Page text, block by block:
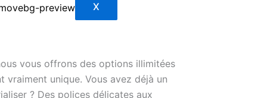
X
vous offrons des options illimitées
vraiment unique. Vous avez déjà un
? Des polices délicates aux